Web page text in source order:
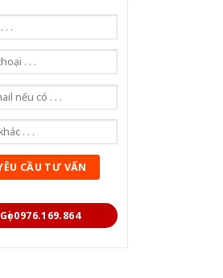
Gọi 0976.169.864